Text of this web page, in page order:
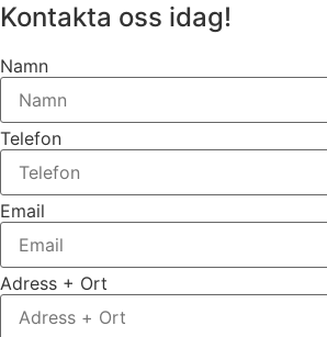
Kontakta oss idag!
Namn
Telefon
Email
Adress + Ort